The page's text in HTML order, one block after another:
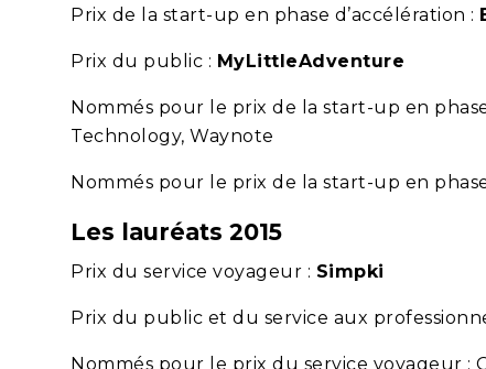
Prix de la start-up en phase d’accélération :
Prix du public : MyLittleAdventure
Nommés pour le prix de la start-up en
Technology, Waynote
Nommés pour le prix de la start-up en
Les lauréats 2015
Prix du service voyageur : Simpki
Prix du public et du service aux
Nommés pour le prix du service voyageur :